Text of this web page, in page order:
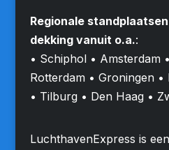
Regionale
dekking vanuit o.a.:
• Schiphol • Amsterdam
Rotterdam • Groningen •
• Tilburg • Den Haag •
LuchthavenExpress is